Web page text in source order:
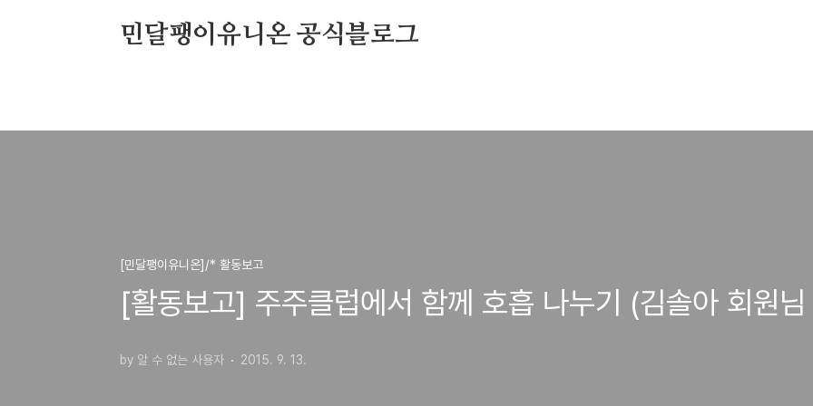
민달팽이유니온 공식블로그
[민달팽이유니온]/* 활동보고
[활동보고] 주주클럽에서 함께 호흡 나누기 (김솔아 회원
by 알 수 없는 사용자 2015. 9. 13.